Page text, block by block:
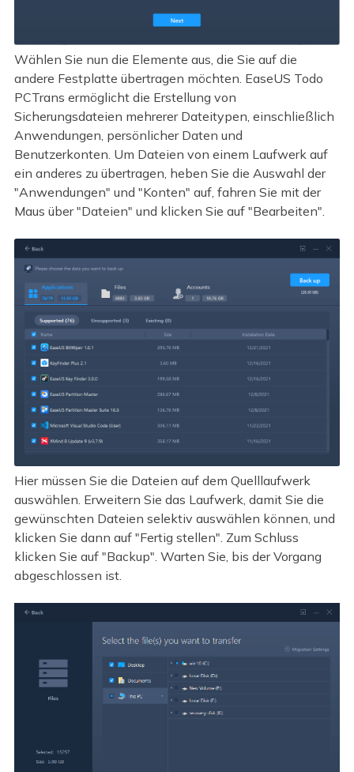
Wählen Sie nun die Elemente aus, die Sie auf die
andere Festplatte übertragen möchten. EaseUS Todo
PCTrans ermöglicht die Erstellung von
Sicherungsdateien mehrerer Dateitypen, einschließlich
Anwendungen, persönlicher Daten und
Benutzerkonten. Um Dateien von einem Laufwerk auf
ein anderes zu übertragen, heben Sie die Auswahl der
"Anwendungen" und "Konten" auf, fahren Sie mit der
Maus über "Dateien" und klicken Sie auf "Bearbeiten".
Hier müssen Sie die Dateien auf dem Quelllaufwerk
auswählen. Erweitern Sie das Laufwerk, damit Sie die
gewünschten Dateien selektiv auswählen können, und
klicken Sie dann auf "Fertig stellen". Zum Schluss
klicken Sie auf "Backup". Warten Sie, bis der Vorgang
abgeschlossen ist.